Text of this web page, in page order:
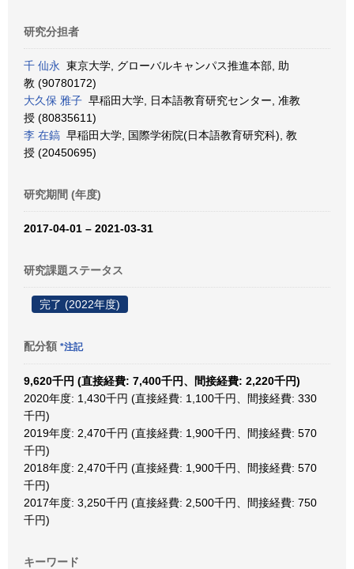
研究分担者
千 仙永
東京大学, グローバルキャンパス推進本部, 助
教 (90780172)
大久保 雅子 早稲田大学, 日本語教育研究センター, 准教
授 (80835611)
李 在鎬 早稲田大学, 国際学術院(日本語教育研究科), 教
授 (20450695)
研究期間 (年度)
2017-04-01 – 2021-03-31
研究課題ステータス
完了 (2022年度)
配分額 *注記
9,620千円 (直接経費: 7,400千円、間接経費: 2,220千円)
2020年度: 1,430千円 (直接経費: 1,100千円、間接経費: 330
千円)
2019年度: 2,470千円 (直接経費: 1,900千円、間接経費: 570
千円)
2018年度: 2,470千円 (直接経費: 1,900千円、間接経費: 570
千円)
2017年度: 3,250千円 (直接経費: 2,500千円、間接経費: 750
千円)
キーワード